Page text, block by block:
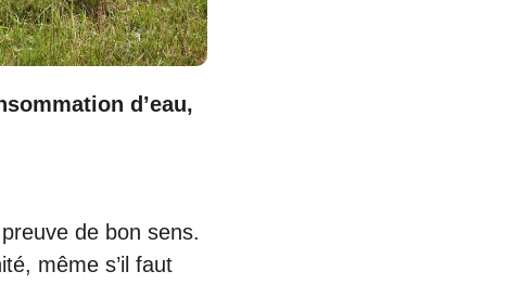
d’eau,
de bon sens.
même s’il faut